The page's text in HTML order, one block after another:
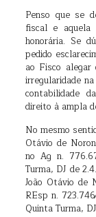
Penso que se
fiscal e aquela
honorária. Se
pedido
ao Fisco
irregularidade
contabilidade
direito à ampla
No mesmo
Otávio de
no Ag n.
Turma, DJ de
João Otávio de
REsp n.
Quinta Turma,